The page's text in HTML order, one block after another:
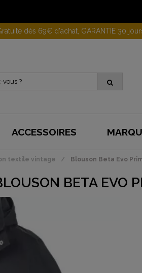
Gagnez 10 euros en parrainant un
ACCESSOIRES
textile vintage Blouson Beta Evo
BETA EVO